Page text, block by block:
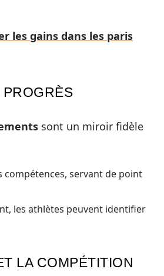
les gains dans les paris
sont un miroir fidèle
compétences, servant de point
les athlètes peuvent identifier
LA COMPÉTITION